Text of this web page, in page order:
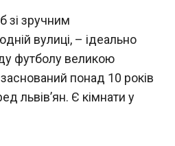
зі зручним
вулиці, – ідеально
футболу великою
понад 10 років
львів’ян. Є кімнати у